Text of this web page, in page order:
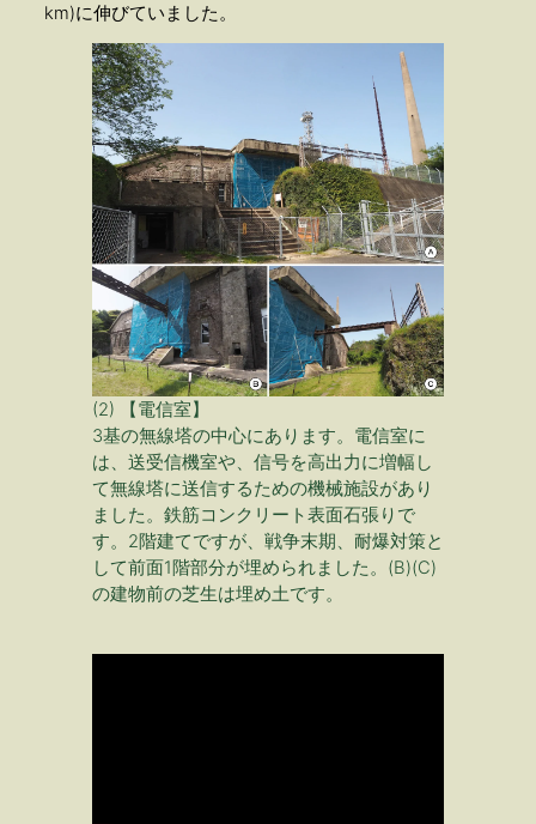
km)に伸びていました。
(2) 【電信室】
3基の無線塔の中心にあります。電信室に
は、送受信機室や、信号を高出力に増幅し
て無線塔に送信するための機械施設があり
ました。鉄筋コンクリート表面石張りで
す。2階建てですが、戦争末期、耐爆対策と
して前面1階部分が埋められました。(B)(C)
の建物前の芝生は埋め土です。